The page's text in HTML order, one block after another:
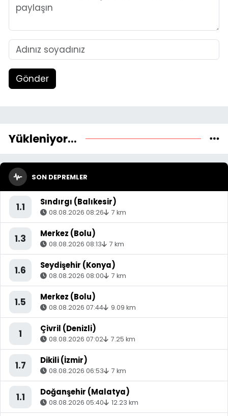
Gönder
Yükleniyor...
SON DEPREMLER
1.1 Sındırgı (Balıkesir)
08.08.2026 08:26 7 km
1.3 Merkez (Bolu)
08.08.2026 08:13 7 km
1.6 Seydişehir (Konya)
08.08.2026 08:00 7 km
1.5 Merkez (Bolu)
08.08.2026 07:44 9.09 km
1 Çivril (Denizli)
08.08.2026 07:02 7.25 km
1.7 Dikili (İzmir)
08.08.2026 06:53 7 km
1.1 Doğanşehir (Malatya)
08.08.2026 05:40 12.23 km